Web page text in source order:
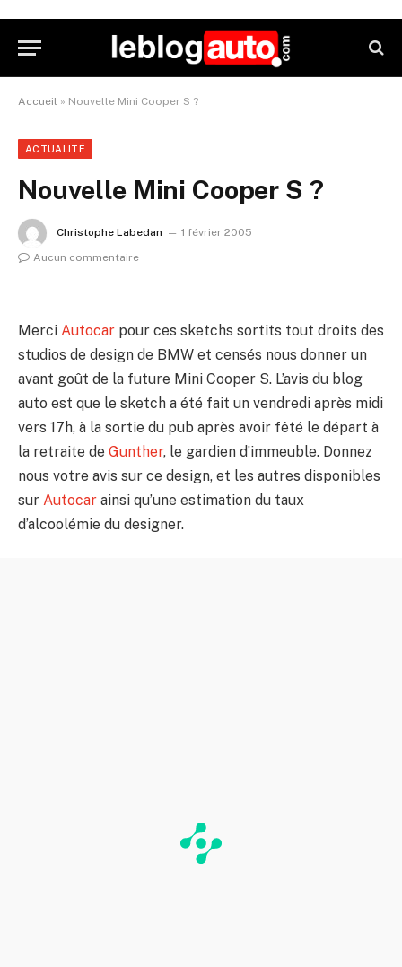
Accueil » Nouvelle Mini Cooper S ?
ACTUALITÉ
Nouvelle Mini Cooper S ?
Christophe Labedan
1 février 2005
Aucun commentaire
Merci Autocar pour ces sketchs sortits tout droits des
studios de design de BMW et censés nous donner un
avant goût de la future Mini Cooper S. L’avis du blog
auto est que le sketch a été fait un vendredi après midi
vers 17h, à la sortie du pub après avoir fêté le départ à
la retraite de Gunther, le gardien d’immeuble. Donnez
nous votre avis sur ce design, et les autres disponibles
sur Autocar ainsi qu’une estimation du taux
d’alcoolémie du designer.